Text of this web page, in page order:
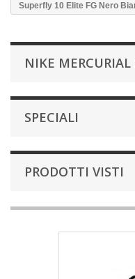
Superfly 10 Elite FG Nero
NIKE MERCURIAL
SPECIALI
PRODOTTI VISTI